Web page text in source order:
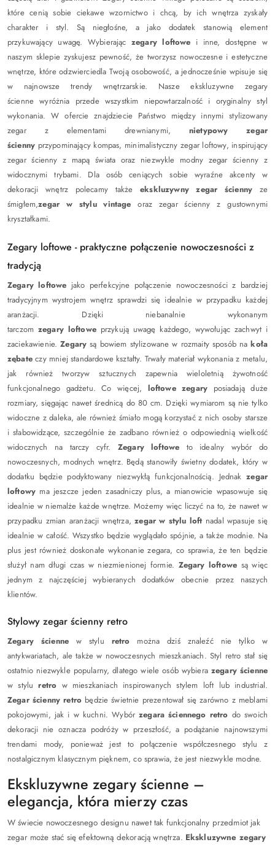
które cenią sobie ciekawe wzornictwo i chcą, by ich wnętrza zyskały
charakter i styl. Są niegłośne, a jako dodatek stanowią element
przykuwający uwagę. Wybierając zegary loftowe i inne, dostępne w
naszym sklepie zyskujesz pewność, że tworzysz nowoczesne i estetyczne
wnętrze, które odzwierciedla Twoją osobowość, a jednocześnie wpisuje się
w najnowsze trendy wnętrzarskie. Nasze ekskluzywne zegary
ścienne wyróżnia przede wszystkim niepowtarzalność i oryginalny styl
wykonania. W ofercie znajdziecie Państwo między innymi stylizowany
zegar z elementami drewnianymi, nietypowy zegar
ścienny przypominający kompas, minimalistyczny zegar loftowy, inspirujący
zegar ścienny z mapą świata oraz niezwykle modny zegar ścienny z
widocznymi trybami. Dla osób ceniących sobie wyraźne akcenty w
dekoracji wnętrz polecamy takżeekskluzywny zegar ścienny ze
śmigłem,zegar w stylu vintage oraz zegar ścienny z gustownymi
kryształkami.
Zegary loftowe - praktyczne połączenie nowoczesności z
tradycją
Zegary loftowe jako perfekcyjne połączenie nowoczesności z bardziej
tradycyjnym wystrojem wnętrz sprawdzi się idealnie w przypadku każdej
aranżacji. Dzięki niebanalnie wykonanym
tarczom zegary loftoweprzykują uwagę każdego, wywołując zachwyt i
zaciekawienie.Zegary są bowiem stylizowane w rozmaity sposób nakoła
zębateczy mniej standardowe kształty. Trwały materiał wykonania z metalu,
jak również tworzyw sztucznych zapewnia wieloletnią żywotność
funkcjonalnego gadżetu. Co więcej, loftowe zegary posiadają duże
rozmiary, sięgając nawet średnicą do 80 cm. Dzięki wymiarom są nie tylko
widoczne z daleka, ale również śmiało mogą korzystać z nich osoby starsze
i słabowidzące, szczególnie że zadbano również o odpowiednią wielkość
widocznych na tarczy cyfr. Zegary loftowe to idealny wybór do
nowoczesnych, modnych wnętrz. Będą stanowiły świetny dodatek, który w
dodatku będzie podyktowany niezwykłą funkcjonalnością. Jednakzegar
loftowy ma jeszcze jeden zasadniczy plus, a mianowicie wpasowuje się
idealnie w niemalże każde wnętrze. Możemy więc liczyć na to, że nawet w
przypadku zmian aranżacji wnętrza,zegar w stylu loft nadal wpasuje się
idealnie w całość. Wszystko będzie wyglądało spójnie, a także modnie. Na
plus jest również doskonałe wykonanie zegara, co sprawia, że ten będzie
służył nam długi czas w niezmienionej formie. Zegary loftowe są więc
jednym z najczęściej wybieranych dodatków obecnie przez naszych
klientów.
Stylowy zegar ścienny retro
Zegary ścienne w stylu retro można dziś znaleźć nie tylko w
antykwariatach, ale także w nowoczesnych mieszkaniach. Styl retro stał się
ostatnio niezwykle popularny, dlatego wiele osób wybiera zegary ścienne
w styluretro w mieszkaniach inspirowanych stylem loft lub industrial.
Zegar ścienny retro będzie świetnie prezentował się zarówno z meblami
pokojowymi, jak i w kuchni. Wybórzegara ściennego retro do swoich
dekoracji nie oznacza podróży w przeszłość, a podążanie najnowszymi
trendami mody, ponieważ jest to połączenie współczesnego stylu z
nostalgicznym klasycznym pięknem, co sprawia, że jest niezwykle modne.
Ekskluzywne zegary ścienne –
elegancja, która mierzy czas
W świecie nowoczesnego designu nawet tak funkcjonalny przedmiot jak
zegar może stać się efektowną dekoracją wnętrza. Ekskluzywne zegary